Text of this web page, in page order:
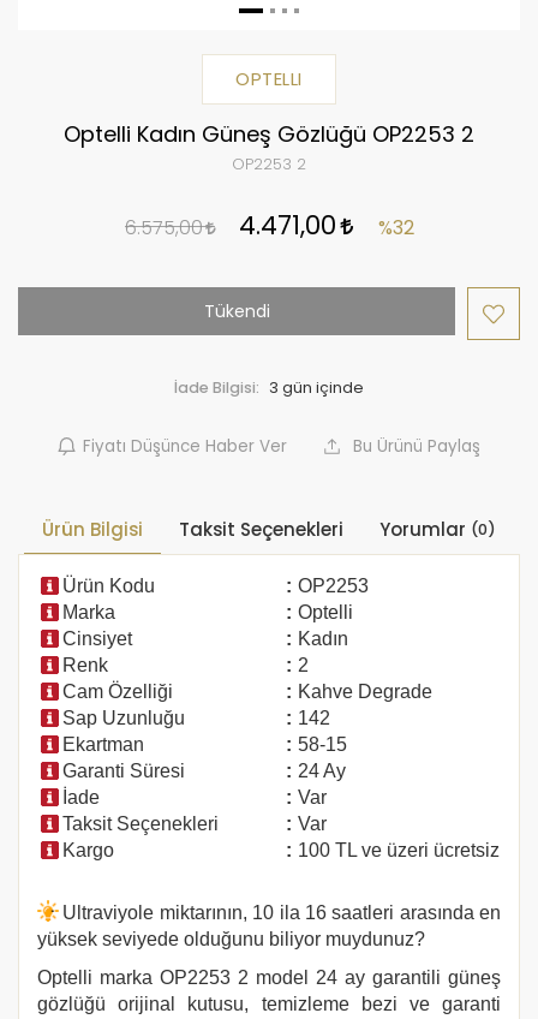
OPTELLI
Optelli Kadın Güneş Gözlüğü OP2253 2
OP2253 2
6.575,00 4.471,00 %32
Tükendi
İade Bilgisi:
Fiyatı Düşünce Haber Ver Bu Ürünü Paylaş
Ürün Bilgisi Taksit Seçenekleri Yorumlar (0)
Ürün Kodu : OP2253
Marka
: Optelli
Cinsiyet
: Kadın
Renk
: 2
Cam Özelliği
: Kahve Degrade
Sap Uzunluğu
: 142
Ekartman
: 58-15
Garanti Süresi
: 24 Ay
İade
: Var
Taksit Seçenekleri
: Var
Kargo
: 100 TL ve üzeri ücretsiz
Ultraviyole miktarının, 10 ila 16 saatleri arasında en
yüksek seviyede olduğunu biliyor muydunuz?
Optelli marka OP2253 2 model 24 ay garantili güneş
gözlüğü orijinal kutusu, temizleme bezi ve garanti